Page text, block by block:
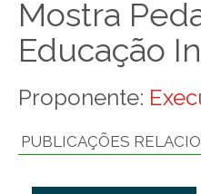
Mostra
Educação
Proponente:
PUBLICAÇÕES